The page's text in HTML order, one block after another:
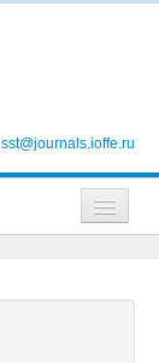
sst@journals.ioffe.ru